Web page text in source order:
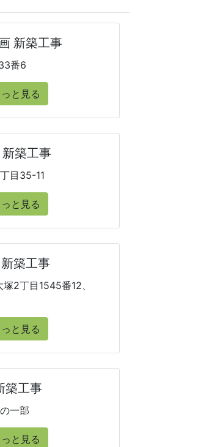
新築工事
番6
っと見る
築工事
目35-11
っと見る
築工事
2丁目1545番12、
っと見る
築工事
一部
っと見る